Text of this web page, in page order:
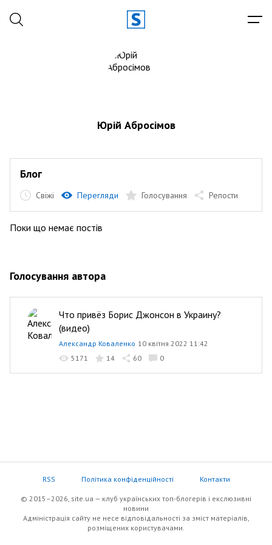
Юрій Абросімов
Блог
Свіжі Перегляди Голосування Репости
Поки що немає постів
Голосування автора
Что привёз Борис Джонсон в Украину?
(видео)
Александр Коваленко 10 квітня 2022 11:42
5171
14 60 0
RSS Політика конфіденційності Контакти
© 2015–2026, site.ua — клуб українських топ-блогерів i екслюзивнi
новини
Адміністрація сайту не несе відповідальності за зміст матеріалів,
розміщених користувачами.